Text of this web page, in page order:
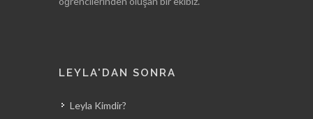
LEYLA'DAN SONRA
Leyla Kimdir?